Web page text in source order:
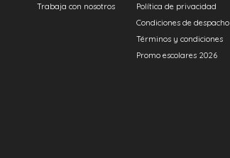
Trabaja con nosotros
Política de privacidad
Condiciones de despacho
Términos y condiciones
Promo escolares 2026